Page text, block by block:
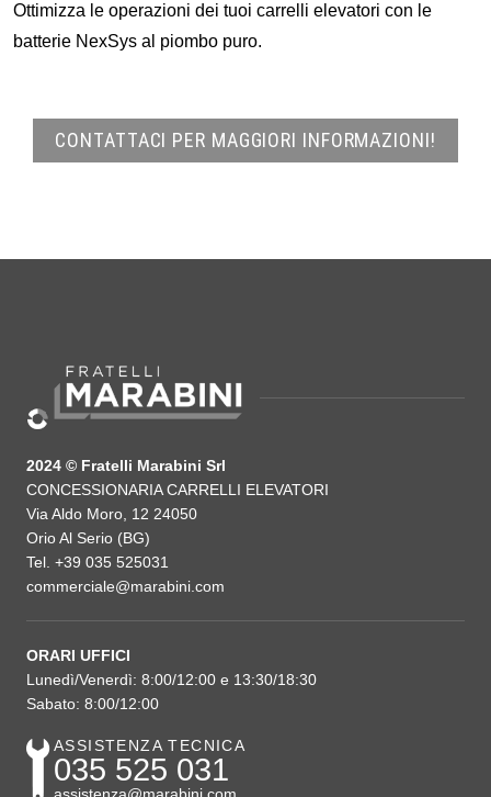
Ottimizza le operazioni dei tuoi carrelli elevatori con le
batterie NexSys al piombo puro.
CONTATTACI PER MAGGIORI INFORMAZIONI!
2024 © Fratelli Marabini Srl
CONCESSIONARIA CARRELLI ELEVATORI
Via Aldo Moro, 12 24050
Orio Al Serio (BG)
Tel. +39 035 525031
commerciale@marabini.com
ORARI UFFICI
Lunedì/Venerdì: 8:00/12:00 e 13:30/18:30
Sabato: 8:00/12:00
ASSISTENZA TECNICA
035 525 031